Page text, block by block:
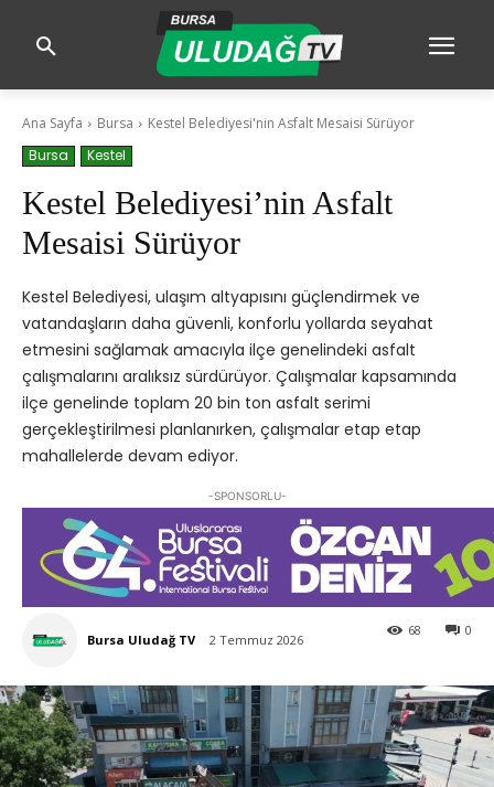
Ana Sayfa Bursa
Kestel Belediyesi'nin Asfalt Mesaisi Sürüyor
Bursa
Kestel
Kestel Belediyesi’nin Asfalt
Mesaisi Sürüyor
Kestel Belediyesi, ulaşım altyapısını güçlendirmek ve
vatandaşların daha güvenli, konforlu yollarda seyahat
etmesini sağlamak amacıyla ilçe genelindeki asfalt
çalışmalarını aralıksız sürdürüyor. Çalışmalar kapsamında
ilçe genelinde toplam 20 bin ton asfalt serimi
gerçekleştirilmesi planlanırken, çalışmalar etap etap
mahallelerde devam ediyor.
-SPONSORLU-
Bursa Uludağ TV 2 Temmuz 2026
0
68